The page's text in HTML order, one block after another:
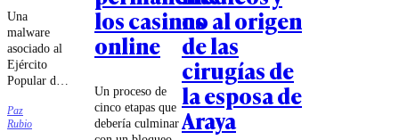
Una
malware
asociado al
Ejército
Popular de
chino habría
intentado
Paz
Rubio
los casinos
online
Un proceso de
cinco etapas que
debería culminar
no al origen
de las
cirugías de
la esposa de
Araya